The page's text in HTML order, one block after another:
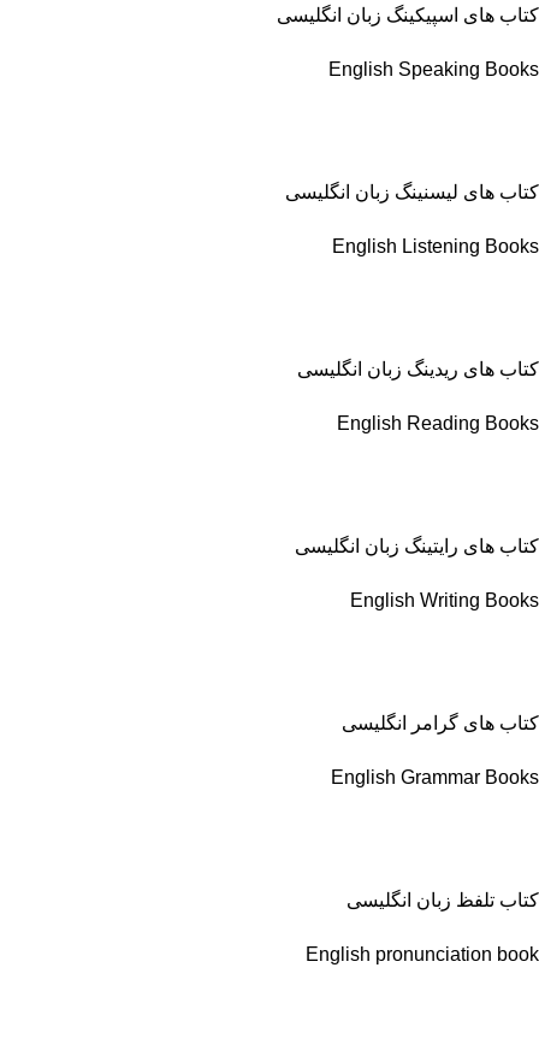
کتاب های اسپیکینگ زبان انگلیسی
English Speaking Books
کتاب های لیسنینگ زبان انگلیسی
English Listening Books
کتاب های ریدینگ زبان انگلیسی
English Reading Books
کتاب های رایتینگ زبان انگلیسی
English Writing Books
کتاب های گرامر انگلیسی
English Grammar Books
کتاب تلفظ زبان انگلیسی
English pronunciation book